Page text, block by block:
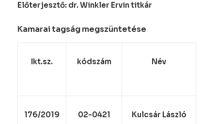
Előterjesztő: dr. Winkler Ervin titkár
Kamarai tagság megszüntetése
Ikt.sz. kódszám Név
176/2019 02-0421 Kulcsár László